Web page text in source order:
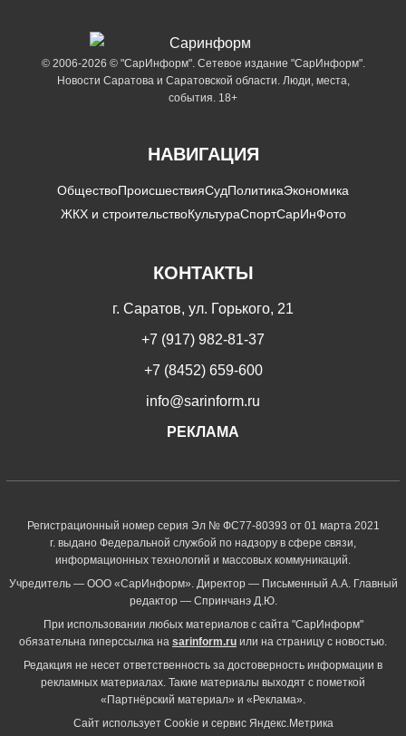
© 2006-2026 © "СарИнформ". Сетевое издание "СарИнформ".
Новости Саратова и Саратовской области. Люди, места,
события. 18+
НАВИГАЦИЯ
ОбществоПроисшествияСудПолитикаЭкономика
ЖКХ и строительствоКультураСпортСарИнФото
КОНТАКТЫ
г. Саратов, ул. Горького, 21
+7 (917) 982-81-37
+7 (8452) 659-600
info@sarinform.ru
РЕКЛАМА
Регистрационный номер серия Эл № ФС77-80393 от 01 марта 2021
г. выдано Федеральной службой по надзору в сфере связи,
информационных технологий и массовых коммуникаций.
Учредитель — ООО «СарИнформ». Директор — Письменный А.А. Главный
редактор — Спринчанэ Д.Ю.
При использовании любых материалов с сайта "СарИнформ"
обязательна гиперссылка на sarinform.ru или на страницу с новостью.
Редакция не несет ответственность за достоверность информации в
рекламных материалах. Такие материалы выходят с пометкой
«Партнёрский материал» и «Реклама».
Сайт использует Cookie и сервиc Яндекс.Метрика